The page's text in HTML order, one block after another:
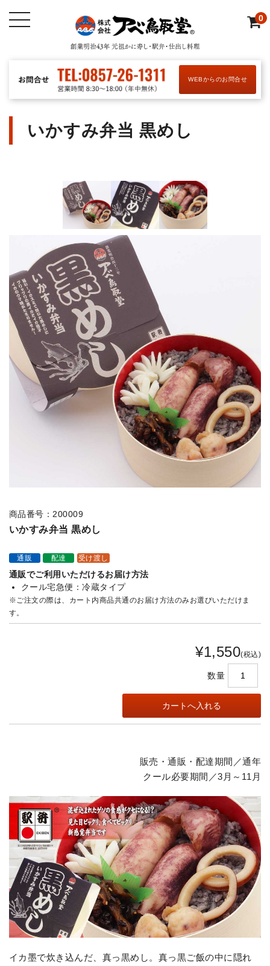
WEBからのお問合せ
0
いかすみ弁当 黒めし
商品番号：200009
いかすみ弁当 黒めし
通販 配達 受け渡し
通販でご利用いただけるお届け方法
クール宅急便：冷蔵タイプ
※ご注文の際は、カート内商品共通のお届け方法のみお選びいただけま
す。
¥1,550(税込)
数量
販売・通販・配達期間／通年
クール必要期間／3月～11月
イカ墨で炊き込んだ、真っ黒めし。真っ黒ご飯の中に隠れ